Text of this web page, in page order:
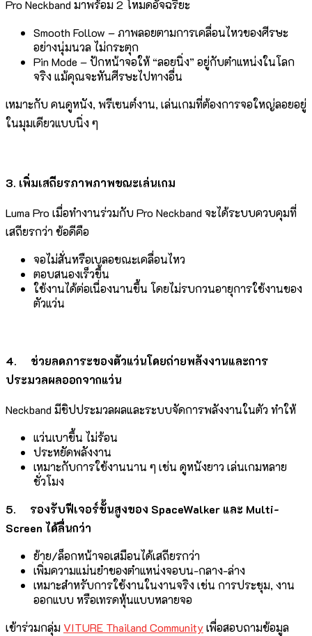
Pro Neckband มาพร้อม 2 โหมดอัจฉริยะ
Smooth Follow – ภาพลอยตามการเคลื่อนไหวของศีรษะ
อย่างนุ่มนวล ไม่กระตุก
Pin Mode – ปักหน้าจอให้ “ลอยนิ่ง” อยู่กับตำแหน่งในโลก
จริง แม้คุณจะหันศีรษะไปทางอื่น
เหมาะกับ คนดูหนัง, พรีเซนต์งาน, เล่นเกมที่ต้องการจอใหญ่ลอยอยู่
ในมุมเดียวแบบนิ่ง ๆ
3. เพิ่มเสถียรภาพภาพขณะเล่นเกม
Luma Pro เมื่อทำงานร่วมกับ Pro Neckband จะได้ระบบควบคุมที่
เสถียรกว่า ข้อดีคือ
จอไม่สั่นหรือเบลอขณะเคลื่อนไหว
ตอบสนองเร็วขึ้น
ใช้งานได้ต่อเนื่องนานขึ้น โดยไม่รบกวนอายุการใช้งานของ
ตัวแว่น
4. ช่วยลดภาระของตัวแว่นโดยถ่ายพลังงานและการ
ประมวลผลออกจากแว่น
Neckband มีชิปประมวลผลและระบบจัดการพลังงานในตัว ทำให้
แว่นเบาขึ้น ไม่ร้อน
ประหยัดพลังงาน
เหมาะกับการใช้งานนาน ๆ เช่น ดูหนังยาว เล่นเกมหลาย
ชั่วโมง
5. รองรับฟีเจอร์ขั้นสูงของ SpaceWalker และ Multi-
Screen ได้ลื่นกว่า
ย้าย/ล็อกหน้าจอเสมือนได้เสถียรกว่า
เพิ่มความแม่นยำของตำแหน่งจอบน-กลาง-ล่าง
เหมาะสำหรับการใช้งานในงานจริง เช่น การประชุม, งาน
ออกแบบ หรือเทรดหุ้นแบบหลายจอ
เข้าร่วมกลุ่มVITURE Thailand Communityเพื่อสอบถามข้อมูล